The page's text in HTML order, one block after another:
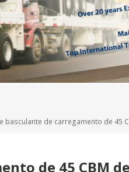
Malay
ภาษา
Türkçe
basculante de carregamento de 45
de 45 CBM